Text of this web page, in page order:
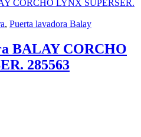
, Puerta lavadora Balay
BALAY CORCHO
285563